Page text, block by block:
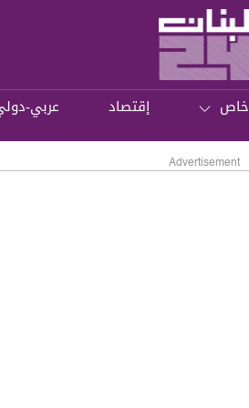
خاص إقتصاد عربي-
Advertisement